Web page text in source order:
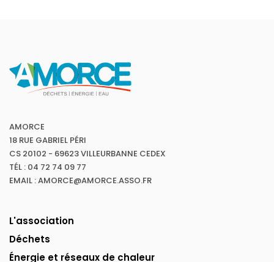
AMORCE
18 RUE GABRIEL PÉRI
CS 20102 - 69623 VILLEURBANNE CEDEX
TÉL : 04 72 74 09 77
EMAIL : AMORCE@AMORCE.ASSO.FR
L'association
Déchets
Énergie et réseaux de chaleur